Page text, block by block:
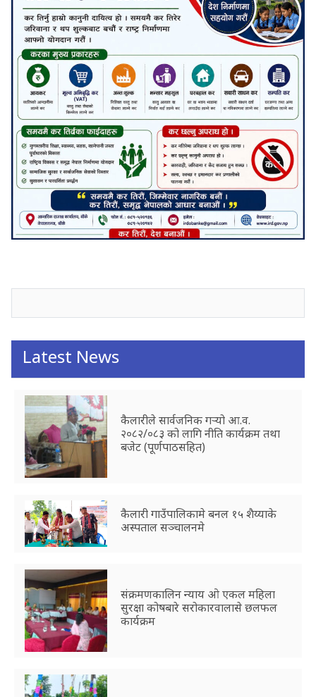
Latest News
कैलारीले सार्वजनिक गर्‍यो आ.व.
२०८२/०८३ को लागि नीति कार्यक्रम तथा
बजेट (पूर्णपाठसहित)
कैलारी गाउँपालिकामे बनल १५ शैय्याके
अस्पताल सञ्चालनमे
संक्रमणकालिन न्याय ओ एकल महिला
सुरक्षा कोषबारे सरोकारवालासे छलफल
कार्यक्रम